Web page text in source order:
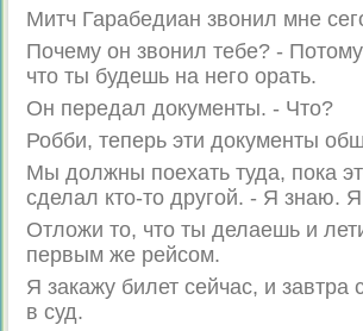
Митч Гарабедиан звонил мне
Почему он звонил тебе? -
что ты будешь на него орать.
Он передал документы. - Что?
Робби, теперь эти документы
Мы должны поехать туда, пока
сделал кто-то другой. - Я знаю.
Отложи то, что ты делаешь и
первым же рейсом.
Я закажу билет сейчас, и завтра
в суд.